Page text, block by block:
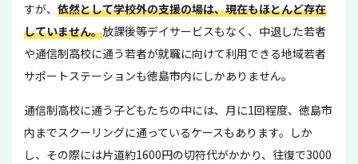
すが、 依然として学校外の支援の場は、現在もほとんど存在
していません。放課後等デイサービスもなく、中退した若者
や通信制高校に通う若者が就職に向けて利用できる地域若者
サポートステーションも徳島市内にしかありません。
通信制高校に通う子どもたちの中には、月に1回程度、徳島市
内までスクーリングに通っているケースもあります。しか
し、その際には片道約1600円の切符代がかかり、往復で3000